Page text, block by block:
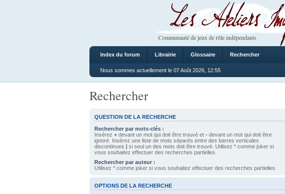
Les Ateliers Imaginaires
Communauté de jeux de rôle indépendants
Index du forum Librairie Glossaire Rechercher
Nous sommes actuellement le 07 Août 2026, 12:55
Rechercher
QUESTION DE LA RECHERCHE
Rechercher par mots-clés :
Insérez + devant un mot qui doit être trouvé et - devant un mot qui doit être
ignoré. Insérez une liste de mots séparés entre des barres verticales
discontinues | si seul un des mots doit être trouvé. Utilisez * comme joker si
vous souhaitez effectuer des recherches partielles.
Rechercher par auteur :
Utilisez * comme joker si vous souhaitez effectuer des recherches partielles.
OPTIONS DE LA RECHERCHE